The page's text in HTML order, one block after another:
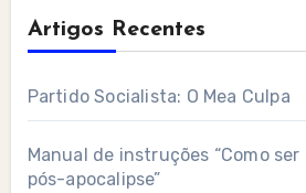
Artigos Recentes
Partido Socialista: O Mea Culpa
Manual de instruções “Como
pós-apocalipse”